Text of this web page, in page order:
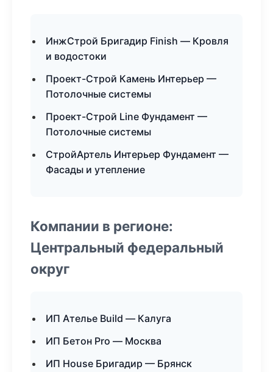
ИнжСтрой Бригадир Finish — Кровля
и водостоки
Проект-Строй Камень Интерьер —
Потолочные системы
Проект-Строй Line Фундамент —
Потолочные системы
СтройАртель Интерьер Фундамент —
Фасады и утепление
Компании в регионе:
Центральный федеральный
округ
ИП Ателье Build — Калуга
ИП Бетон Pro — Москва
ИП House Бригадир — Брянск